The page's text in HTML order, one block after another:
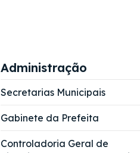
Administração
Secretarias Municipais
Gabinete da Prefeita
Controladoria Geral de